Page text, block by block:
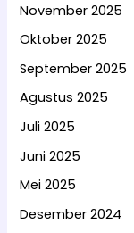
November 2025
Oktober 2025
September 2025
Agustus 2025
Juli 2025
Juni 2025
Mei 2025
Desember 2024